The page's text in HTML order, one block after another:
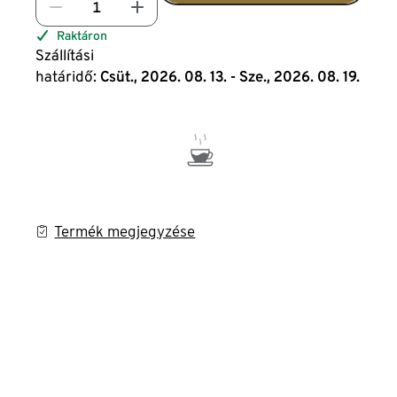
Raktáron
Szállítási
határidő: Csüt., 2026. 08. 13. - Sze., 2026. 08. 19.
Termék megjegyzése